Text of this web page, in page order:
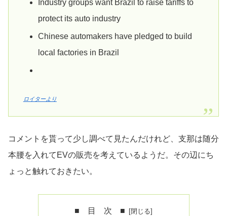
Industry groups want Brazil to raise tariffs to
protect its auto industry
Chinese automakers have pledged to build
local factories in Brazil
ロイターより
コメントを貰って少し調べて見たんだけれど、支那は随分
本腰を入れてEVの販売を考えているようだ。その辺にち
ょっと触れておきたい。
■ 目 次 ■